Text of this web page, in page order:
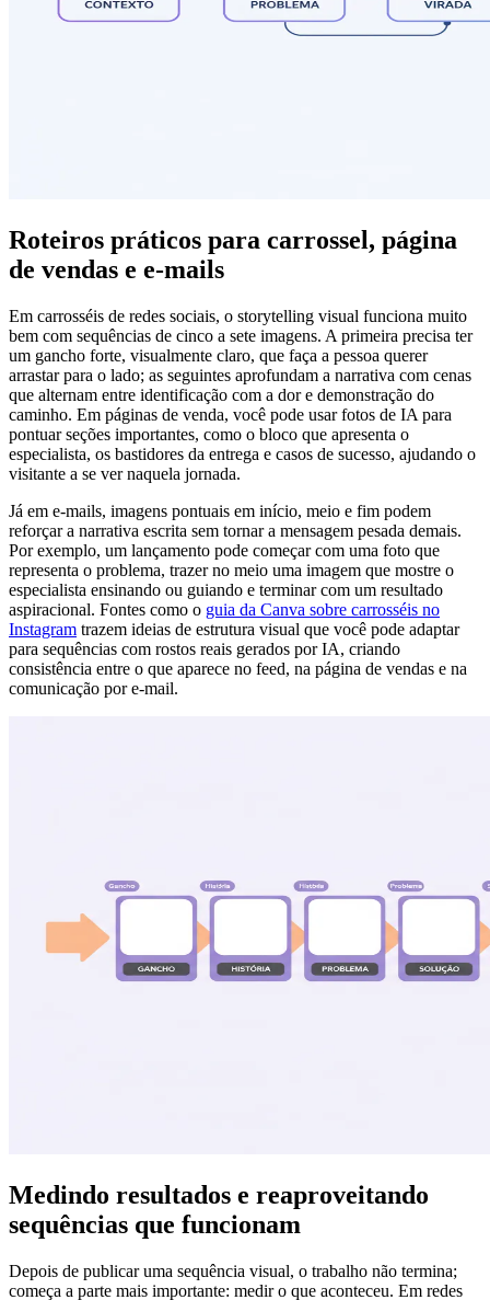
Roteiros práticos para carrossel, página
de vendas e e-mails
Em carrosséis de redes sociais, o storytelling visual funciona muito
bem com sequências de cinco a sete imagens. A primeira precisa ter
um gancho forte, visualmente claro, que faça a pessoa querer
arrastar para o lado; as seguintes aprofundam a narrativa com cenas
que alternam entre identificação com a dor e demonstração do
caminho. Em páginas de venda, você pode usar fotos de IA para
pontuar seções importantes, como o bloco que apresenta o
especialista, os bastidores da entrega e casos de sucesso, ajudando o
visitante a se ver naquela jornada.
Já em e-mails, imagens pontuais em início, meio e fim podem
reforçar a narrativa escrita sem tornar a mensagem pesada demais.
Por exemplo, um lançamento pode começar com uma foto que
representa o problema, trazer no meio uma imagem que mostre o
especialista ensinando ou guiando e terminar com um resultado
aspiracional. Fontes como o guia da Canva sobre carrosséis no
Instagram trazem ideias de estrutura visual que você pode adaptar
para sequências com rostos reais gerados por IA, criando
consistência entre o que aparece no feed, na página de vendas e na
comunicação por e-mail.
Medindo resultados e reaproveitando
sequências que funcionam
Depois de publicar uma sequência visual, o trabalho não termina;
começa a parte mais importante: medir o que aconteceu. Em redes